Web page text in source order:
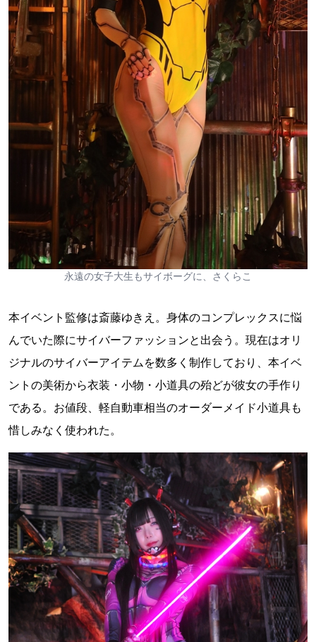
永遠の女子大生もサイボーグに、さくらこ
本イベント監修は斎藤ゆきえ。身体のコンプレックスに悩
んでいた際にサイバーファッションと出会う。現在はオリ
ジナルのサイバーアイテムを数多く制作しており、本イベ
ントの美術から衣装・小物・小道具の殆どが彼女の手作り
である。お値段、軽自動車相当のオーダーメイド小道具も
惜しみなく使われた。